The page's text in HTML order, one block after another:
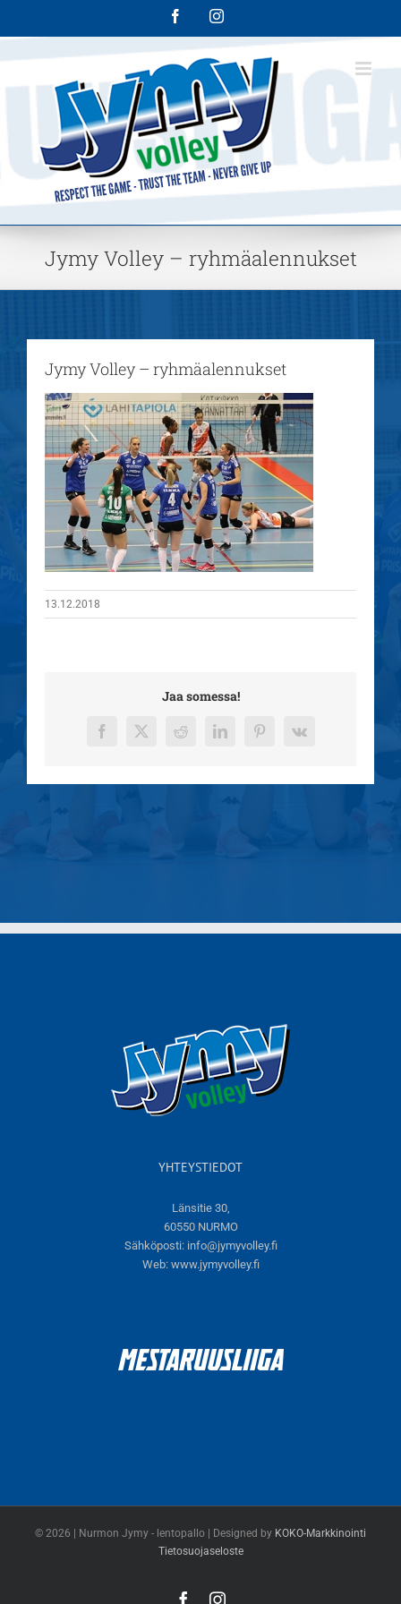
FacebookInstagram
Jymy Volley – ryhmäalennukset
Jymy Volley – ryhmäalennukset
13.12.2018
Jaa somessa!
Facebook
X RedditLinkedInPinterest
Vk
YHTEYSTIEDOT
Länsitie 30,
60550 NURMO
Sähköposti: info@jymyvolley.fi
Web: www.jymyvolley.fi
© 2026 | Nurmon Jymy - lentopallo | Designed by KOKO-Markkinointi
Tietosuojaseloste
FacebookInstagram